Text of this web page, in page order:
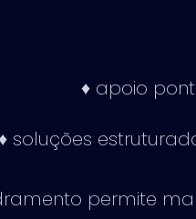
♦ apoio
soluções
permite